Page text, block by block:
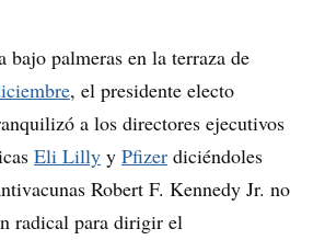
bajo palmeras en la terraza de
, el presidente electo
a los directores ejecutivos
Eli Lilly y Pfizer diciéndoles
Robert F. Kennedy Jr. no
radical para dirigir el